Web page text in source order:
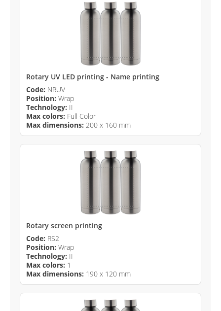
Rotary UV LED printing - Name printing
Code: NRUV
Position: Wrap
Technology: II
Max colors: Full Color
Max dimensions: 200 x 160 mm
Rotary screen printing
Code: RS2
Position: Wrap
Technology: II
Max colors: 1
Max dimensions: 190 x 120 mm